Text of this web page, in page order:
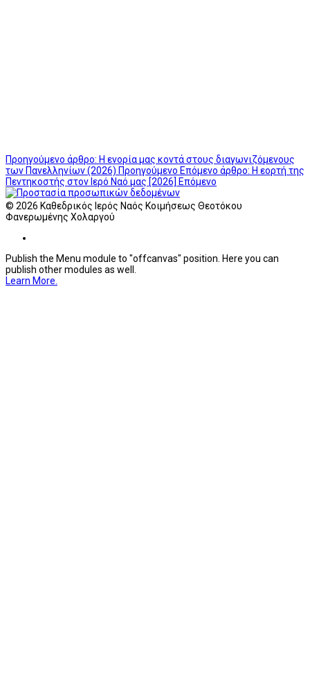
Προηγούμενο άρθρο: Η ενορία μας κοντά στους διαγωνιζόμενους
των Πανελληνίων (2026) Προηγούμενο Επόμενο άρθρο: Η εορτή της
Πεντηκοστής στον Ιερό Ναό μας [2026] Επόμενο
© 2026 Καθεδρικός Ιερός Ναός Κοιμήσεως Θεοτόκου
Φανερωμένης Χολαργού
Publish the Menu module to "offcanvas" position. Here you can
publish other modules as well.
Learn More.